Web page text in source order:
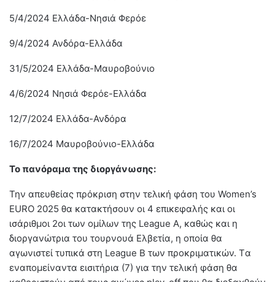
5/4/2024 Ελλάδα-Νησιά Φερόε
9/4/2024 Ανδόρα-Ελλάδα
31/5/2024 Ελλάδα-Μαυροβούνιο
4/6/2024 Νησιά Φερόε-Ελλάδα
12/7/2024 Ελλάδα-Ανδόρα
16/7/2024 Μαυροβούνιο-Ελλάδα
Το πανόραμα της διοργάνωσης:
Την απευθείας πρόκριση στην τελική φάση του Women’s
EURO 2025 θα κατακτήσουν οι 4 επικεφαλής και οι
ισάριθμοι 2οι των ομίλων της League A, καθώς και η
διοργανώτρια του τουρνουά Ελβετία, η οποία θα
αγωνιστεί τυπικά στη League B των προκριματικών. Tα
εναπομείναντα εισιτήρια (7) για την τελική φάση θα